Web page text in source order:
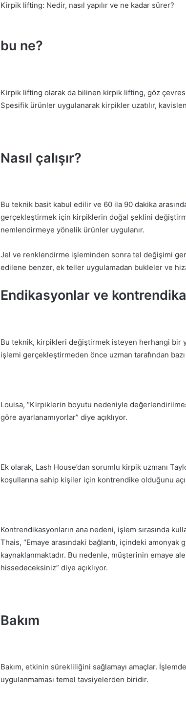
Kirpik lifting: Nedir, nasıl yapılır ve ne kadar sürer?
bu ne?
Kirpik lifting olarak da bilinen kirpik lifting, göz
Spesifik ürünler uygulanarak kirpikler uzatılır,
Nasıl çalışır?
Bu teknik basit kabul edilir ve 60 ila 90 dakika
gerçekleştirmek için kirpiklerin doğal şeklini
nemlendirmeye yönelik ürünler uygulanır.
Jel ve renklendirme işleminden sonra tel değişimi
edilene benzer, ek teller uygulamadan bukleler ve
Endikasyonlar ve
Bu teknik, kirpikleri değiştirmek isteyen herhangi bir
işlemi gerçekleştirmeden önce uzman tarafından
Louisa, “Kirpiklerin boyutu nedeniyle
göre ayarlanamıyorlar” diye açıklıyor.
Ek olarak, Lash House’dan sorumlu kirpik uzmanı
koşullarına sahip kişiler için kontrendike olduğunu
Kontrendikasyonların ana nedeni, işlem sırasında
Thais, “Emaye arasındaki bağlantı, içindeki
kaynaklanmaktadır. Bu nedenle, müşterinin emaye
hissedeceksiniz” diye açıklıyor.
Bakım
Bakım, etkinin sürekliliğini sağlamayı amaçlar.
uygulanmaması temel tavsiyelerden biridir.